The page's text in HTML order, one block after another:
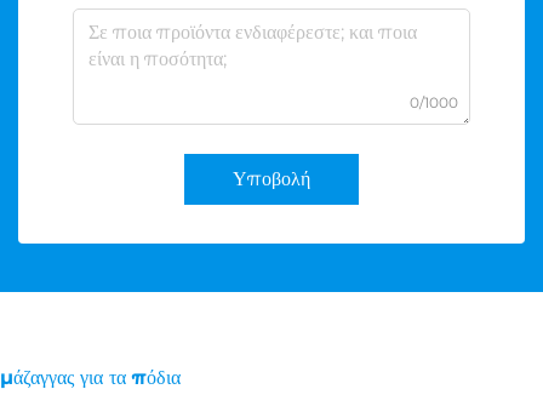
0/1000
Υποβολή
μάζαγγας για τα πόδια